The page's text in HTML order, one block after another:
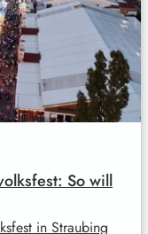
So will
in Straubing